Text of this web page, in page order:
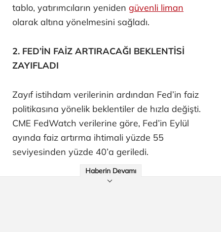
tablo, yatırımcıların yeniden güvenli liman
olarak altına yönelmesini sağladı.
2. FED’İN FAİZ ARTIRACAĞI BEKLENTİSİ
ZAYIFLADI
Zayıf istihdam verilerinin ardından Fed’in faiz
politikasına yönelik beklentiler de hızla değişti.
CME FedWatch verilerine göre, Fed’in Eylül
ayında faiz artırma ihtimali yüzde 55
seviyesinden yüzde 40’a geriledi.
Haberin Devamı